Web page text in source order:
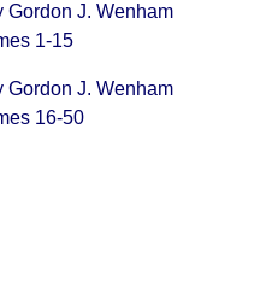
J. Wenham
1-15
J. Wenham
16-50